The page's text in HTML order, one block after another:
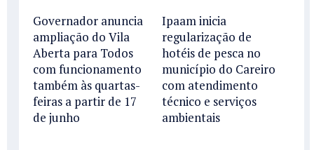
Governador anuncia
ampliação do Vila
Aberta para Todos
com funcionamento
também às quartas-
feiras a partir de 17
de junho
Ipaam inicia
regularização de
hotéis de pesca no
município do Careiro
com atendimento
técnico e serviços
ambientais